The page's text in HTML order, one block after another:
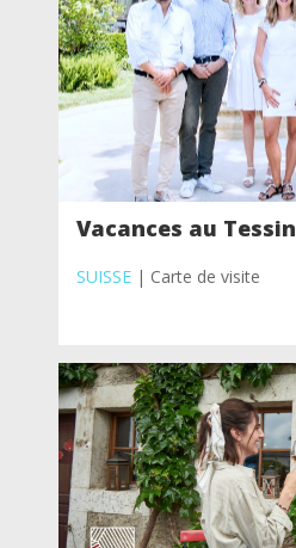
Vacances au Tessin
SUISSE| Carte de visite